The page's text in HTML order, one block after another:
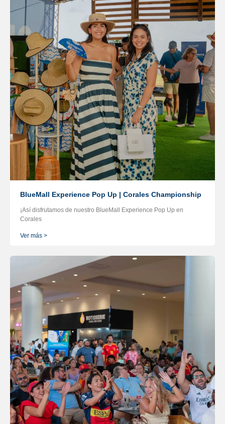
BlueMall Experience Pop Up | Corales Championship
¡Así disfrutamos de nuestro BlueMall Experience Pop Up en
Corales
Ver más >